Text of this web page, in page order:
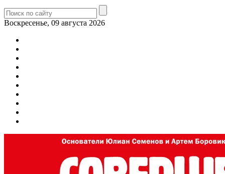
Воскресенье, 09 августа 2026